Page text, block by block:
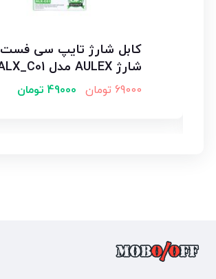
کابل شارژ تایپ سی فست
شارژ AULEX مدل ALX_C01
69000 تومان 49000 تومان